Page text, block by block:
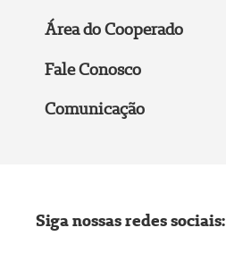
Área do Cooperado
Fale Conosco
Comunicação
Siga nossas redes sociais: